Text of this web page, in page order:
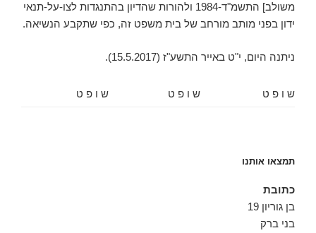
משולב] התשמ"ד-1984 ולהורות שהדיון בהתנגדות לצו-על-תנאי
ידון בפני מותב מורחב של בית משפט זה, כפי שתקבע הנשיאה.
ניתנה היום, ‏י"ט באייר התשע"ז (‏15.5.2017).
ש ו פ ט ש ו פ ט ש ו פ ט
תמצאו אותנו
כתובת
בן גוריון 19
בני ברק